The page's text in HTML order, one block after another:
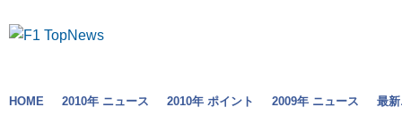
HOME 2010年 ニュース 2010年 ポイント 2009年 ニュース 最